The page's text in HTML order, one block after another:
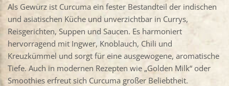
Als Gewürz ist Curcuma ein fester Bestandteil der indischen
und asiatischen Küche und unverzichtbar in Currys,
Reisgerichten, Suppen und Saucen. Es harmoniert
hervorragend mit Ingwer, Knoblauch, Chili und
Kreuzkümmel und sorgt für eine ausgewogene, aromatische
Tiefe. Auch in modernen Rezepten wie „Golden Milk“ oder
Smoothies erfreut sich Curcuma großer Beliebtheit.